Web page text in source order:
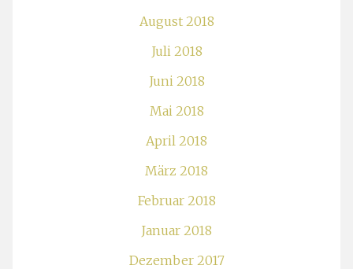
August 2018
Juli 2018
Juni 2018
Mai 2018
April 2018
März 2018
Februar 2018
Januar 2018
Dezember 2017